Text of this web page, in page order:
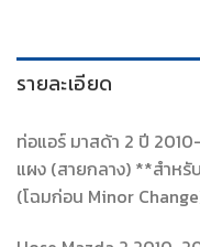
รายละเอียด
ท่อแอร์ มาสด้า 2 ปี
แผง (สายกลาง) **สำหรั
(โฉมก่อน Minor